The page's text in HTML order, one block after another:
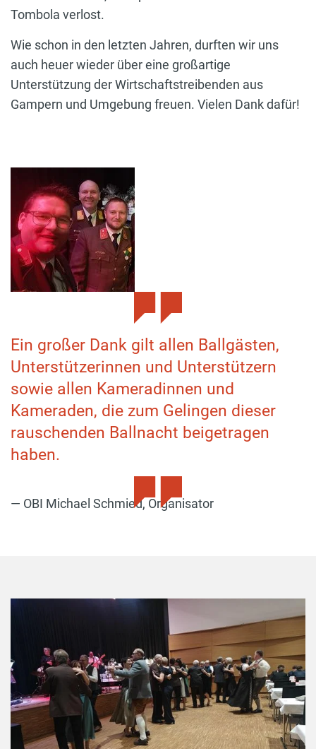
Tombola verlost.
Wie schon in den letzten Jahren, durften wir uns
auch heuer wieder über eine großartige
Unterstützung der Wirtschaftstreibenden aus
Gampern und Umgebung freuen. Vielen Dank dafür!
Ein großer Dank gilt allen Ballgästen,
Unterstützerinnen und Unterstützern
sowie allen Kameradinnen und
Kameraden, die zum Gelingen dieser
rauschenden Ballnacht beigetragen
haben.
OBI Michael Schmied, Organisator